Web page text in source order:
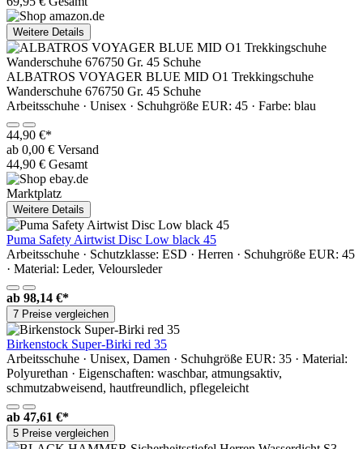
Weitere Details
ALBATROS VOYAGER BLUE MID O1 Trekkingschuhe
Wanderschuhe 676750 Gr. 45 Schuhe
Arbeitsschuhe · Unisex · Schuhgröße EUR: 45 · Farbe: blau
44,90 €*
ab 0,00 € Versand
44,90 € Gesamt
Marktplatz
Weitere Details
Puma Safety Airtwist Disc Low black 45
Arbeitsschuhe · Schutzklasse: ESD · Herren · Schuhgröße EUR: 45
· Material: Leder, Veloursleder
ab 98,14 €*
7 Preise vergleichen
Birkenstock Super-Birki red 35
Arbeitsschuhe · Unisex, Damen · Schuhgröße EUR: 35 · Material:
Polyurethan · Eigenschaften: waschbar, atmungsaktiv,
schmutzabweisend, hautfreundlich, pflegeleicht
ab 47,61 €*
5 Preise vergleichen